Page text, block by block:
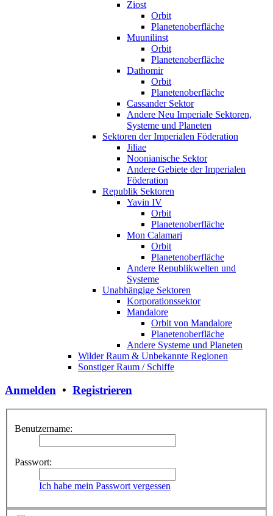
Ziost
Orbit
Planetenoberfläche
Muunilinst
Orbit
Planetenoberfläche
Dathomir
Orbit
Planetenoberfläche
Cassander Sektor
Andere Neu Imperiale Sektoren,
Systeme und Planeten
Sektoren der Imperialen Föderation
Jiliae
Noonianische Sektor
Andere Gebiete der Imperialen
Föderation
Republik Sektoren
Yavin IV
Orbit
Planetenoberfläche
Mon Calamari
Orbit
Planetenoberfläche
Andere Republikwelten und
Systeme
Unabhängige Sektoren
Korporationssektor
Mandalore
Orbit von Mandalore
Planetenoberfläche
Andere Systeme und Planeten
Wilder Raum & Unbekannte Regionen
Sonstiger Raum / Schiffe
Anmelden • Registrieren
Benutzername:
Passwort:
Ich habe mein Passwort vergessen